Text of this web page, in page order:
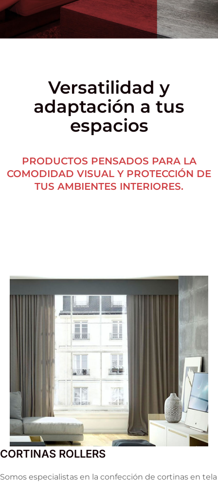
Versatilidad y
adaptación a tus
espacios
PRODUCTOS PENSADOS PARA LA
COMODIDAD VISUAL Y PROTECCIÓN DE
TUS AMBIENTES INTERIORES.
CORTINAS ROLLERS
Somos especialistas en la confección de cortinas en tela